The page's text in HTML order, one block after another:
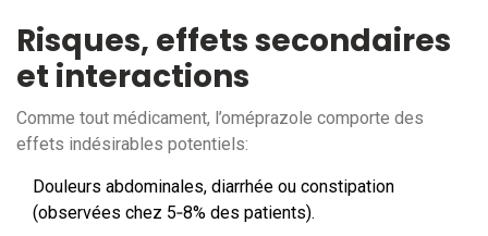
Risques, effets secondaires
et interactions
Comme tout médicament, l’oméprazole comporte des
effets indésirables potentiels:
Douleurs abdominales, diarrhée ou constipation
(observées chez 5‑8% des patients).